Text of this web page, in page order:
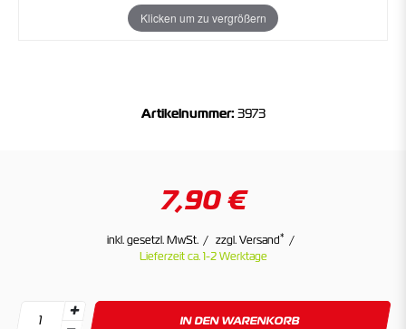
Klicken um zu vergrößern
Artikelnummer: 3973
7,90 €
inkl. gesetzl. MwSt. zzgl. Versand*
Lieferzeit ca. 1-2 Werktage
IN DEN WARENKORB